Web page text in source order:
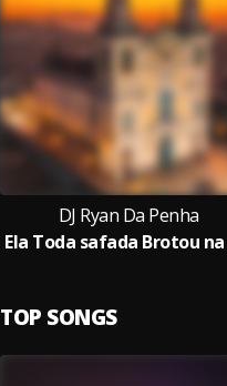
DJ Ryan Da Penha
TOP SONGS